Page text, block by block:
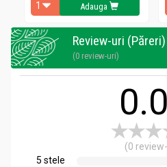
Adauga
Review-uri (Păreri)
(0 review-uri)
(0
5 stele